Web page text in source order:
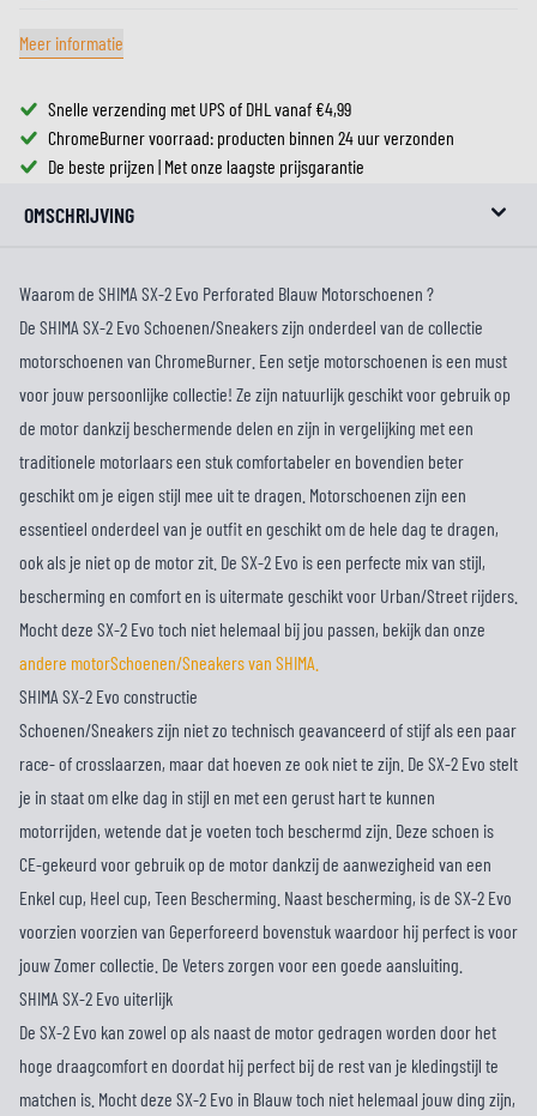
Meer informatie
Snelle verzending met UPS of DHL vanaf €4,99
ChromeBurner voorraad: producten binnen 24 uur verzonden
De beste prijzen | Met onze laagste prijsgarantie
OMSCHRIJVING
Waarom de SHIMA SX-2 Evo Perforated Blauw Motorschoenen ?
De SHIMA SX-2 Evo Schoenen/Sneakers zijn onderdeel van de collectie
motorschoenen van ChromeBurner. Een setje motorschoenen is een must
voor jouw persoonlijke collectie! Ze zijn natuurlijk geschikt voor gebruik op
de motor dankzij beschermende delen en zijn in vergelijking met een
traditionele motorlaars een stuk comfortabeler en bovendien beter
geschikt om je eigen stijl mee uit te dragen. Motorschoenen zijn een
essentieel onderdeel van je outfit en geschikt om de hele dag te dragen,
ook als je niet op de motor zit. De SX-2 Evo is een perfecte mix van stijl,
bescherming en comfort en is uitermate geschikt voor Urban/Street rijders.
Mocht deze SX-2 Evo toch niet helemaal bij jou passen, bekijk dan onze
andere motorSchoenen/Sneakers van SHIMA.
SHIMA SX-2 Evo constructie
Schoenen/Sneakers zijn niet zo technisch geavanceerd of stijf als een paar
race- of crosslaarzen, maar dat hoeven ze ook niet te zijn. De SX-2 Evo stelt
je in staat om elke dag in stijl en met een gerust hart te kunnen
motorrijden, wetende dat je voeten toch beschermd zijn. Deze schoen is
CE-gekeurd voor gebruik op de motor dankzij de aanwezigheid van een
Enkel cup, Heel cup, Teen Bescherming. Naast bescherming, is de SX-2 Evo
voorzien voorzien van Geperforeerd bovenstuk waardoor hij perfect is voor
jouw Zomer collectie. De Veters zorgen voor een goede aansluiting.
SHIMA SX-2 Evo uiterlijk
De SX-2 Evo kan zowel op als naast de motor gedragen worden door het
hoge draagcomfort en doordat hij perfect bij de rest van je kledingstijl te
matchen is. Mocht deze SX-2 Evo in Blauw toch niet helemaal jouw ding zijn,